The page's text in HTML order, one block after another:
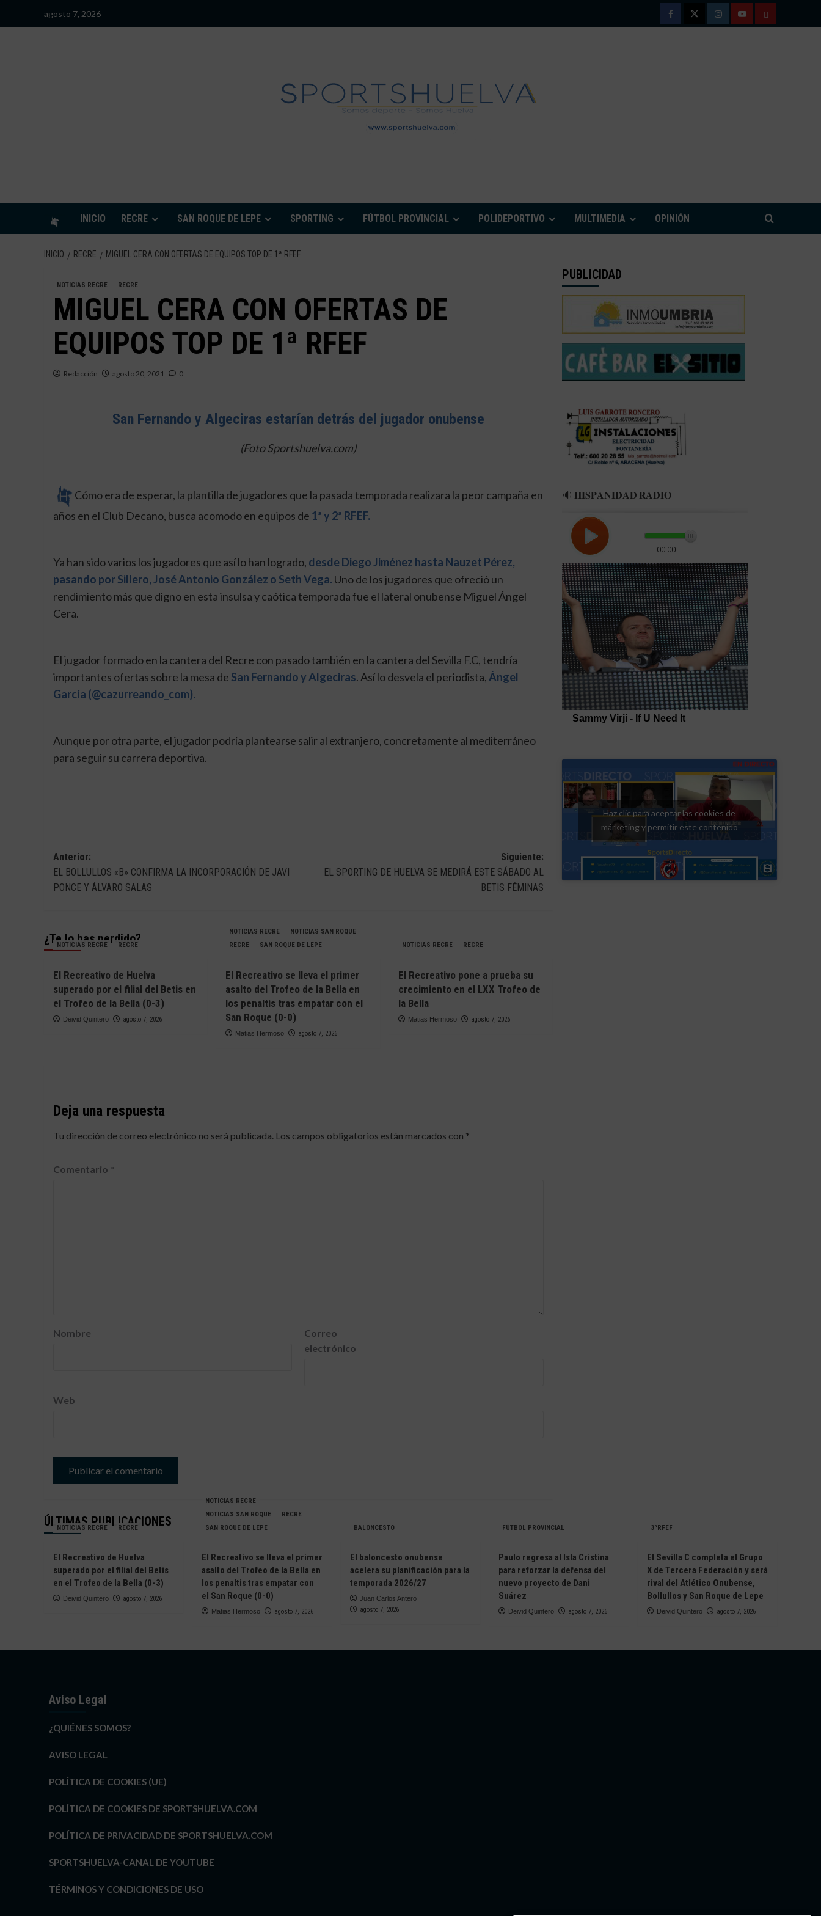
agosto 7, 2026
FacebookTwitterInstagramYoutubeTÉRMINOS
INICIO RECRE SAN ROQUE DE LEPE SPORTING FÚTBOL PROVINCIAL POLIDEPORTIVO MULTIMEDIA OPINIÓN
INICIO RECRE MIGUEL CERA CON OFERTAS DE EQUIPOS TOP DE 1ª RFEF
NOTICIAS RECRE RECRE
MIGUEL CERA CON OFERTAS DE
EQUIPOS TOP DE 1ª RFEF
Redacción agosto 20, 2021 0
San Fernando y Algeciras estarían detrás del jugador onubense
(Foto Sportshuelva.com)
Cómo era de esperar, la plantilla de jugadores que la pasada temporada realizara la peor campaña en
años en el Club Decano, busca acomodo en equipos de 1ª y 2ª RFEF.
Ya han sido varios los jugadores que así lo han logrado, desde Diego Jiménez hasta Nauzet Pérez,
pasando por Sillero, José Antonio González o Seth Vega. Uno de los jugadores que ofreció un
rendimiento más que digno en esta insulsa y caótica temporada fue el lateral onubense Miguel Ángel
Cera.
El jugador formado en la cantera del Recre con pasado también en la cantera del Sevilla F.C, tendría
importantes ofertas sobre la mesa de San Fernando y Algeciras. Así lo desvela el periodista, Ángel
García (@cazurreando_com).
Aunque por otra parte, el jugador podría plantearse salir al extranjero, concretamente al mediterráneo
para seguir su carrera deportiva.
Navegación
de
Anterior:
EL BOLLULLOS «B» CONFIRMA LA INCORPORACIÓN DE JAVI
PONCE Y ÁLVARO SALAS
Siguiente:
EL SPORTING DE HUELVA SE MEDIRÁ ESTE SÁBADO AL
BETIS FÉMINAS
¿Te lo has perdido?
NOTICIAS RECRE RECRE
El Recreativo de Huelva
superado por el filial del Betis en
el Trofeo de la Bella (0-3)
Deivid Quintero agosto 7, 2026
NOTICIAS RECRE
NOTICIAS SAN ROQUE
RECRE
SAN ROQUE DE LEPE
El Recreativo se lleva el primer
asalto del Trofeo de la Bella en
los penaltis tras empatar con el
San Roque (0-0)
Matias Hermoso agosto 7, 2026
NOTICIAS RECRE RECRE
El Recreativo pone a prueba su
crecimiento en el LXX Trofeo de
la Bella
Matias Hermoso agosto 7, 2026
Deja una respuesta
Tu dirección de correo electrónico no será publicada. Los campos obligatorios están marcados con *
Comentario *
Nombre
Correo
electrónico
Web
PUBLICIDAD
🔉 𝐇𝐈𝐒𝐏𝐀𝐍𝐈𝐃𝐀𝐃 𝐑𝐀𝐃𝐈𝐎
Haz clic para aceptar las cookies de
márketing y permitir este contenido
ÚLTIMAS PUBLICACIONES
NOTICIAS RECRE RECRE
El Recreativo de Huelva
superado por el filial del Betis
en el Trofeo de la Bella (0-3)
Deivid Quintero agosto 7, 2026
NOTICIAS RECRE
NOTICIAS SAN ROQUE
RECRE
SAN ROQUE DE LEPE
El Recreativo se lleva el primer
asalto del Trofeo de la Bella en
los penaltis tras empatar con
el San Roque (0-0)
Matias Hermoso agosto 7, 2026
BALONCESTO
El baloncesto onubense
acelera su planificación para la
temporada 2026/27
Juan Carlos Antero
agosto 7, 2026
FÚTBOL PROVINCIAL
Paulo regresa al Isla Cristina
para reforzar la defensa del
nuevo proyecto de Dani
Suárez
Deivid Quintero agosto 7, 2026
3ªRFEF
El Sevilla C completa el Grupo
X de Tercera Federación y será
rival del Atlético Onubense,
Bollullos y San Roque de Lepe
Deivid Quintero agosto 7, 2026
Aviso Legal
¿QUIÉNES SOMOS?
AVISO LEGAL
POLÍTICA DE COOKIES (UE)
POLÍTICA DE COOKIES DE SPORTSHUELVA.COM
POLÍTICA DE PRIVACIDAD DE SPORTSHUELVA.COM
SPORTSHUELVA-CANAL DE YOUTUBE
TÉRMINOS Y CONDICIONES DE USO